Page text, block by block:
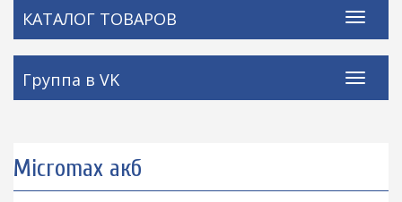
КАТАЛОГ ТОВАРОВ
Группа в VK
Micromax акб